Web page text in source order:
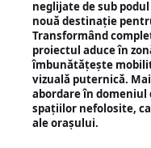
neglijate de sub
nouă destinaţie
Transformând
proiectul aduce în
îmbunătăţeşte
vizuală puternică.
abordare în domeniul
spaţiilor nefolosite,
ale oraşului.